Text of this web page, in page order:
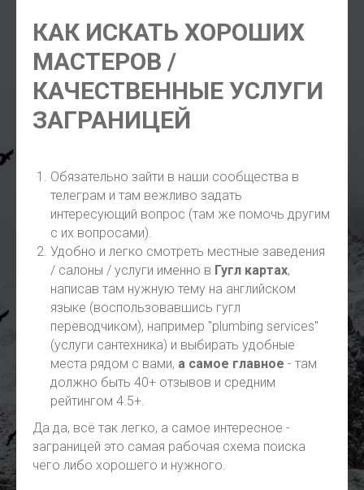
КАК ИСКАТЬ ХОРОШИХ
МАСТЕРОВ /
КАЧЕСТВЕННЫЕ УСЛУГИ
ЗАГРАНИЦЕЙ
Обязательно зайти в наши сообщества в
телеграм и там вежливо задать
интересующий вопрос (там же помочь другим
с их вопросами).
Удобно и легко смотреть местные заведения
/ салоны / услуги именно в Гугл картах,
написав там нужную тему на английском
языке (воспользовавшись гугл
переводчиком), например "plumbing services"
(услуги сантехника) и выбирать удобные
места рядом с вами, а самое главное - там
должно быть 40+ отзывов и средним
рейтингом 4.5+.
Да да, всё так легко, а самое интересное -
заграницей это самая рабочая схема поиска
чего либо хорошего и нужного.